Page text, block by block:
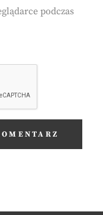
podczas